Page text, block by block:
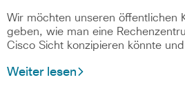
Wir möchten unseren öffentlichen
geben, wie man eine
Cisco Sicht konzipieren könnte
Weiter lesen